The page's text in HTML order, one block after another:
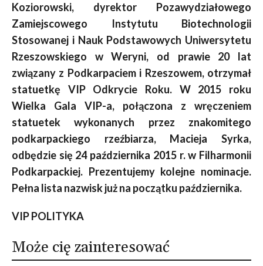
Koziorowski, dyrektor Pozawydziałowego
Zamiejscowego Instytutu Biotechnologii
Stosowanej i Nauk Podstawowych Uniwersytetu
Rzeszowskiego w Weryni, od prawie 20 lat
związany z Podkarpaciem i Rzeszowem, otrzymał
statuetkę VIP Odkrycie Roku. W 2015 roku
Wielka Gala VIP-a, połączona z wręczeniem
statuetek wykonanych przez znakomitego
podkarpackiego rzeźbiarza, Macieja Syrka,
odbędzie się 24 października 2015 r. w Filharmonii
Podkarpackiej. Prezentujemy kolejne nominacje.
Pełna lista nazwisk już na początku października.
VIP POLITYKA
Może cię zainteresować